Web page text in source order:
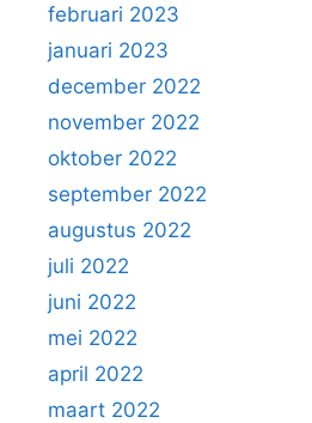
februari 2023
januari 2023
december 2022
november 2022
oktober 2022
september 2022
augustus 2022
juli 2022
juni 2022
mei 2022
april 2022
maart 2022